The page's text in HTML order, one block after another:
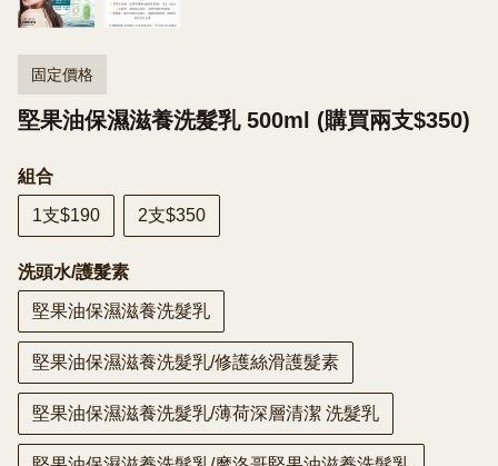
固定價格
堅果油保濕滋養洗髮乳 500ml (購買兩支$350)
組合
1支$190 2支$350
洗頭水/護髮素
堅果油保濕滋養洗髮乳
堅果油保濕滋養洗髮乳/修護絲滑護髮素
堅果油保濕滋養洗髮乳/薄荷深層清潔 洗髮乳